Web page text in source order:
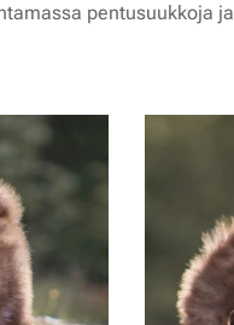
pentusuukkoja ja